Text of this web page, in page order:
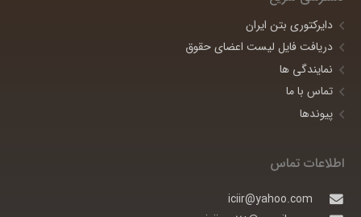
دایرکتوری بتن ایران
دریافت فایل لیست اعضای حقوق
نمایندگی ها
تماس با ما
پیوندها
اطلاعات تماس
iciir@yahoo.com